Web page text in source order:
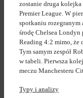
zostanie druga
Premier League. W
spotkaniu rozegranym
środę Chelsea Londyn
Reading 4:2 mimo, że
Tym samym zespół
w tabeli. Pierwsza
meczu Manchesteru
Typy i analizy